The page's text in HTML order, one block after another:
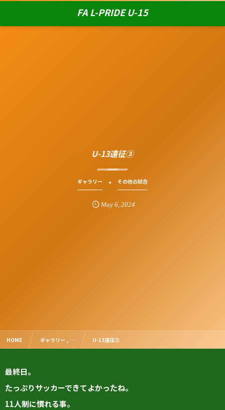
FA L-PRIDE U-15
U-13遠征③
ギャラリー その他の試合
May 6, 2024
HOME ギャラリー , … U-13遠征③
最終日。
たっぷりサッカーできてよかったね。
11人制に慣れる事。